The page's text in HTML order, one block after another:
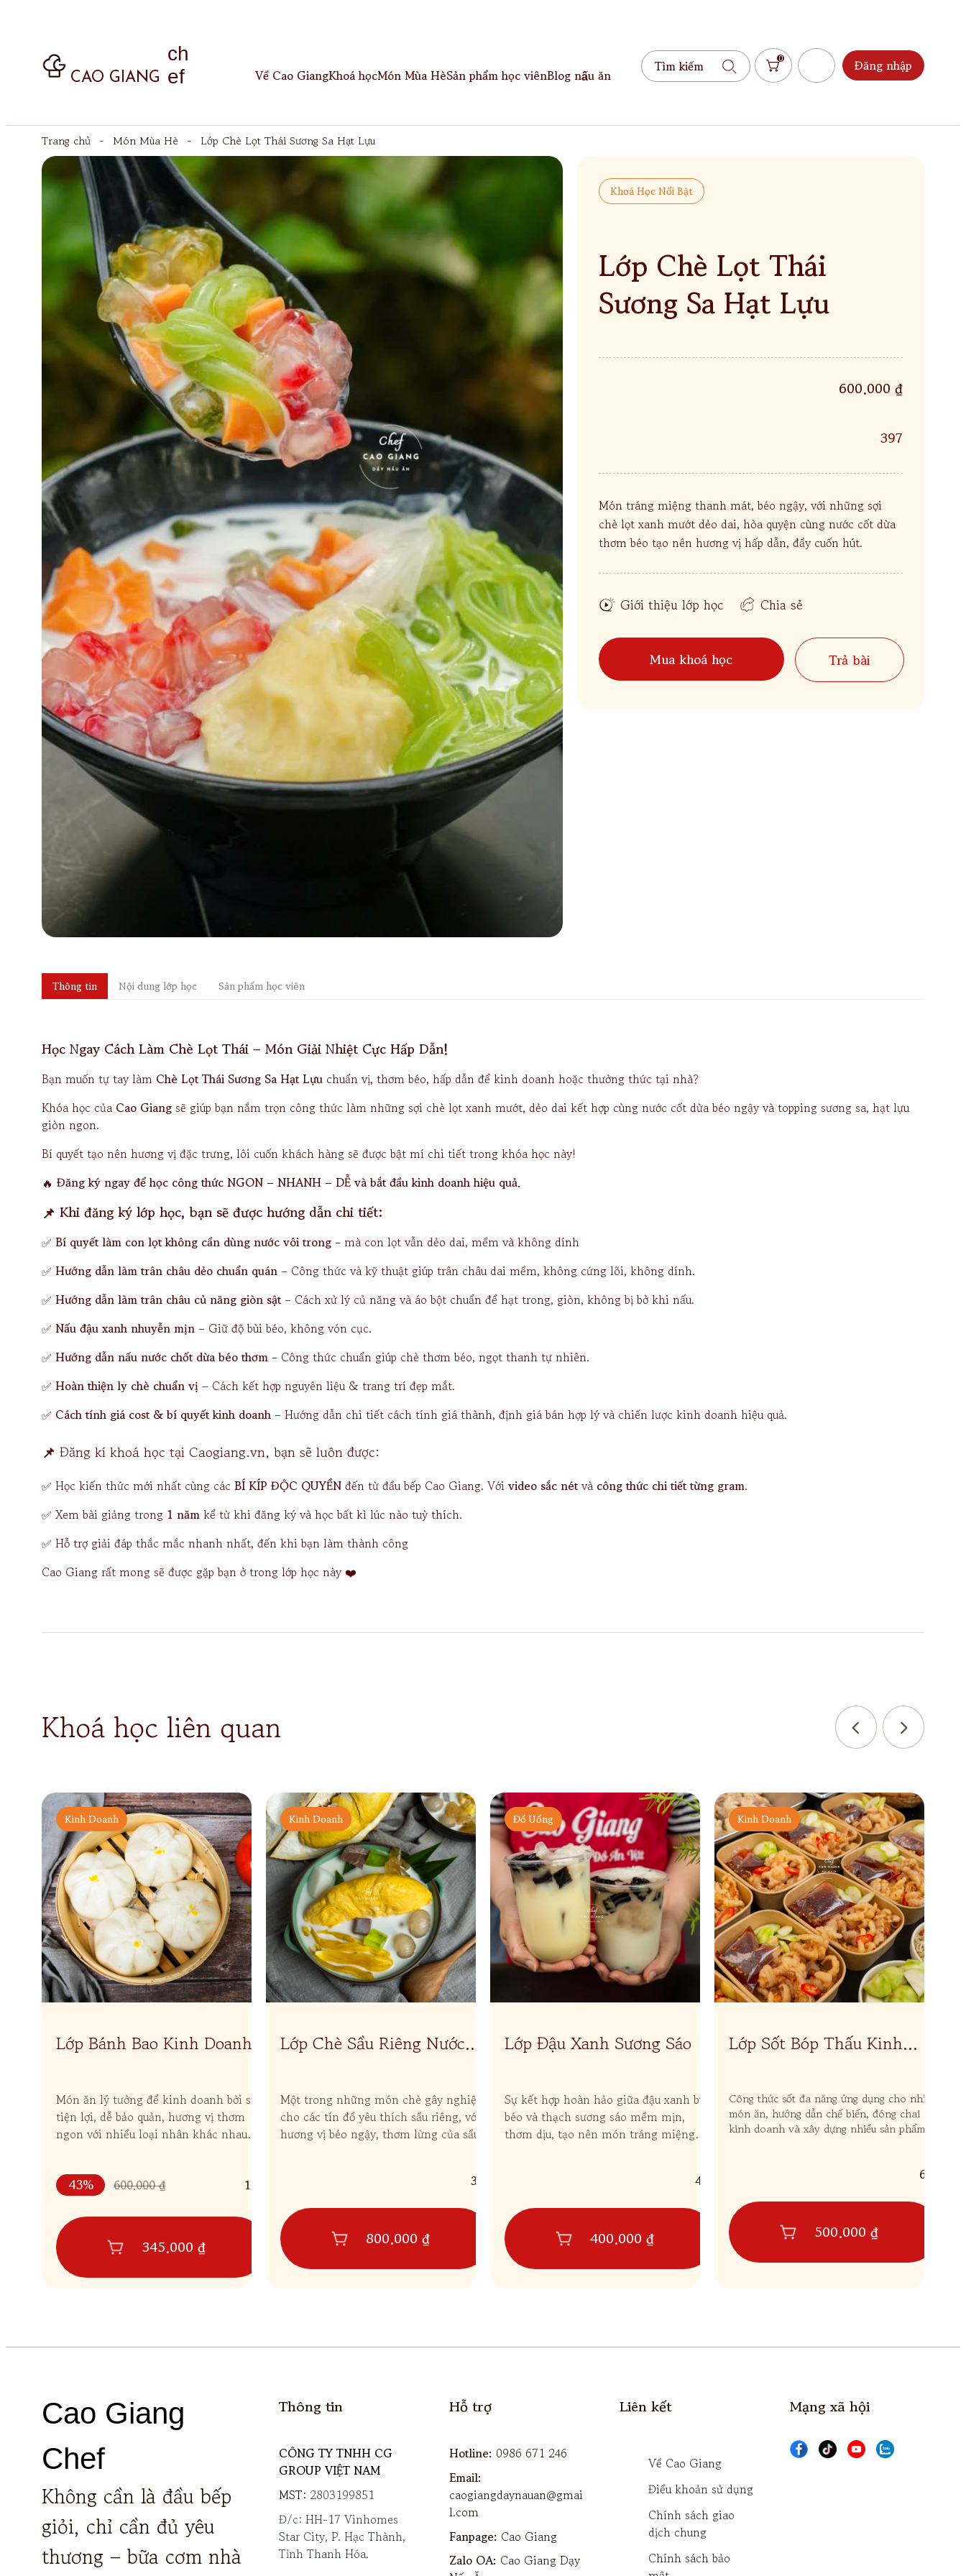
CAO GIANG
ch
ef
Về Cao GiangKhoá họcMón Mùa HèSản phẩm học viênBlog nấu ăn
0 Đăng nhập
Trang chủ - Món Mùa Hè - Lớp Chè Lọt Thái Sương Sa Hạt Lựu
Khoá Học Nổi Bật
Lớp Chè Lọt Thái
Sương Sa Hạt Lựu
Món tráng miệng thanh mát, béo ngậy, với những sợi
chè lọt xanh mướt dẻo dai, hòa quyện cùng nước cốt dừa
thơm béo tạo nên hương vị hấp dẫn, đầy cuốn hút.
Giới thiệu lớp học Chia sẻ
Mua khoá học Trả bài
600.000 ₫
397
Thông tin Nội dung lớp học Sản phẩm học viên
Học Ngay Cách Làm Chè Lọt Thái – Món Giải Nhiệt Cực Hấp Dẫn!
Bạn muốn tự tay làm Chè Lọt Thái Sương Sa Hạt Lựu chuẩn vị, thơm béo, hấp dẫn để kinh doanh hoặc thưởng thức tại nhà?
Khóa học của Cao Giang sẽ giúp bạn nắm trọn công thức làm những sợi chè lọt xanh mướt, dẻo dai kết hợp cùng nước cốt dừa béo ngậy và topping sương sa, hạt lựu
giòn ngon.
Bí quyết tạo nên hương vị đặc trưng, lôi cuốn khách hàng sẽ được bật mí chi tiết trong khóa học này!
🔥 Đăng ký ngay để học công thức NGON – NHANH – DỄ và bắt đầu kinh doanh hiệu quả.
📌 Khi đăng ký lớp học, bạn sẽ được hướng dẫn chi tiết:
✅ Bí quyết làm con lọt không cần dùng nước vôi trong - mà con lọt vẫn dẻo dai, mềm và không dính
✅ Hướng dẫn làm trân châu dẻo chuẩn quán – Công thức và kỹ thuật giúp trân châu dai mềm, không cứng lõi, không dính.
✅ Hướng dẫn làm trân châu củ năng giòn sật– Cách xử lý củ năng và áo bột chuẩn để hạt trong, giòn, không bị bở khi nấu.
✅ Nấu đậu xanh nhuyễn mịn – Giữ độ bùi béo, không vón cục.
✅ Hướng dẫn nấu nước chốt dừa béo thơm - Công thức chuẩn giúp chè thơm béo, ngọt thanh tự nhiên.
✅ Hoàn thiện ly chè chuẩn vị – Cách kết hợp nguyên liệu & trang trí đẹp mắt.
✅ Cách tính giá cost & bí quyết kinh doanh – Hướng dẫn chi tiết cách tính giá thành, định giá bán hợp lý và chiến lược kinh doanh hiệu quả.
📌 Đăng kí khoá học tại Caogiang.vn, bạn sẽ luôn được:
✅ Học kiến thức mới nhất cùng các BÍ KÍP ĐỘC QUYỀN đến từ đầu bếp Cao Giang. Với video sắc nétvà công thức chi tiết từng gram.
✅ Xem bài giảng trong 1 năm kể từ khi đăng ký và học bất kì lúc nào tuỳ thích.
✅ Hỗ trợ giải đáp thắc mắc nhanh nhất, đến khi bạn làm thành công
Cao Giang rất mong sẽ được gặp bạn ở trong lớp học này ❤️
Khoá học liên quan
Kinh Doanh
Món ăn lý tưởng để kinh doanh bởi sự
tiện lợi, dễ bảo quản, hương vị thơm
ngon với nhiều loại nhân khác nhau
Lớp Bánh Bao Kinh Doanh
43% 600.000 ₫ 1,4k
345.000 ₫
Kinh Doanh
Một trong những món chè gây nghiện
cho các tín đồ yêu thích sầu riêng, với
hương vị béo ngậy, thơm lừng của sầu
Lớp Chè Sầu Riêng Nước
321
800.000 ₫
Đồ Uống
Sự kết hợp hoàn hảo giữa đậu xanh bùi
béo và thạch sương sáo mềm mịn,
thơm dịu, tạo nên món tráng miệng
Lớp Đậu Xanh Sương Sáo
442
400.000 ₫
Kinh Doanh
Công thức sốt đa năng ứng dụng cho nhiều
món ăn, hướng dẫn chế biến, đóng chai
kinh doanh và xây dựng nhiều sản phẩm
Lớp Sốt Bóp Thấu Kinh
627
500.000 ₫
Cao Giang
Chef
Không cần là đầu bếp
giỏi, chỉ cần đủ yêu
thương – bữa cơm nhà
Liên kết
Về Cao Giang
Điều khoản sử dụng
Chính sách giao
dịch chung
Chính sách bảo
Mạng xã hội
Email:
caogiangdaynauan@gmai
l.com
Hỗ trợ
Hotline: 0986 671 246
Zalo OA: Cao Giang Dạy
Fanpage: Cao Giang
MST:2803199851
Thông tin
Đ/c: HH-17 Vinhomes
Star City, P. Hạc Thành,
Tỉnh Thanh Hóa.
CÔNG TY TNHH CG
GROUP VIỆT NAM